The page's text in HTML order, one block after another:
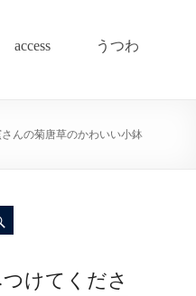
access うつわ
んの菊唐草のかわいい小鉢
けてくださ